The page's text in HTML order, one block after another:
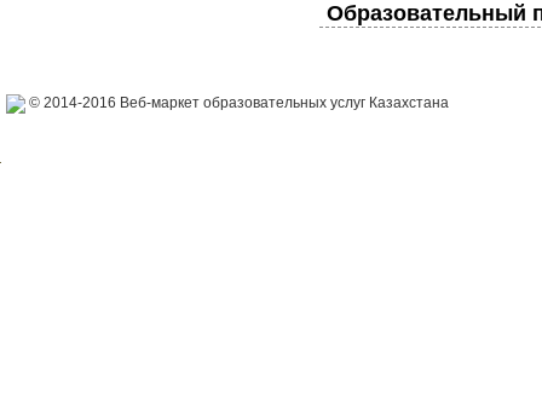
Образовательный
© 2014-2016 Веб-маркет образовательных услуг Казахстана